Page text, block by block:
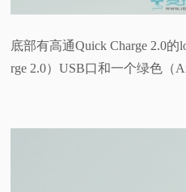
底部有高通Quick Charge 2.0
rge 2.0）USB口和一个绿色（